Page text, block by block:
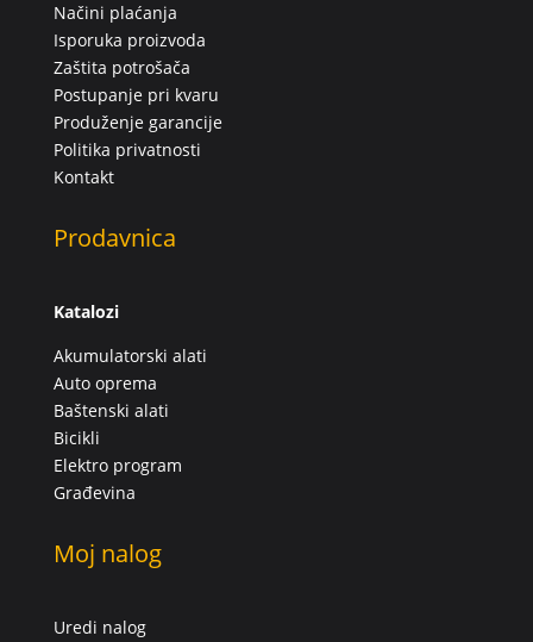
Načini plaćanja
Isporuka proizvoda
Zaštita potrošača
Postupanje pri kvaru
Produženje garancije
Politika privatnosti
Kontakt
Prodavnica
Katalozi
Akumulatorski alati
Auto oprema
Baštenski alati
Bicikli
Elektro program
Građevina
Moj nalog
Uredi nalog